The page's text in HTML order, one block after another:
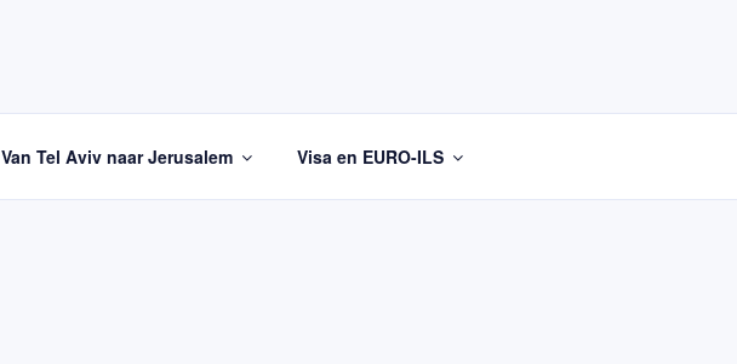
Van Tel Aviv naar Jerusalem Visa en EURO-ILS